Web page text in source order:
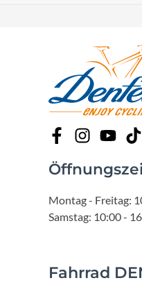
Montag - Freitag:
Samstag: 10:00 -
Fahrrad